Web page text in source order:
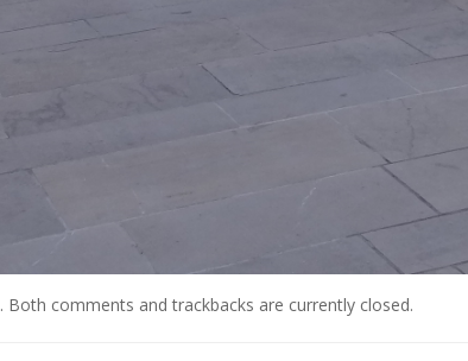
. Both comments and trackbacks are currently closed.